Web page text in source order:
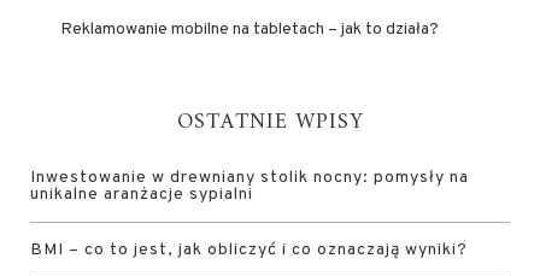
Reklamowanie mobilne na tabletach – jak to działa?
OSTATNIE WPISY
Inwestowanie w drewniany stolik nocny: pomysły na
unikalne aranżacje sypialni
BMI – co to jest, jak obliczyć i co oznaczają wyniki?